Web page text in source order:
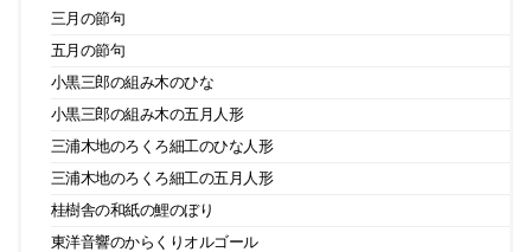
三月の節句
五月の節句
小黒三郎の組み木のひな
小黒三郎の組み木の五月人形
三浦木地のろくろ細工のひな人形
三浦木地のろくろ細工の五月人形
桂樹舎の和紙の鯉のぼり
東洋音響のからくりオルゴール